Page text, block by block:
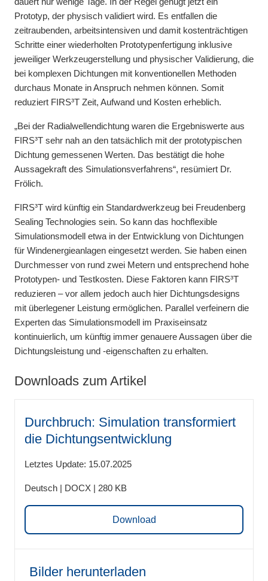
Prototyp, der physisch validiert wird. Es entfallen die
zeitraubenden, arbeitsintensiven und damit kostenträchtigen
Schritte einer wiederholten Prototypenfertigung inklusive
jeweiliger Werkzeugerstellung und physischer Validierung, die
bei komplexen Dichtungen mit konventionellen Methoden
durchaus Monate in Anspruch nehmen können. Somit
reduziert FIRS³T Zeit, Aufwand und Kosten erheblich.
„Bei der Radialwellendichtung waren die Ergebniswerte aus
FIRS³T sehr nah an den tatsächlich mit der prototypischen
Dichtung gemessenen Werten. Das bestätigt die hohe
Aussagekraft des Simulationsverfahrens“, resümiert Dr.
Frölich.
FIRS³T wird künftig ein Standardwerkzeug bei Freudenberg
Sealing Technologies sein. So kann das hochflexible
Simulationsmodell etwa in der Entwicklung von Dichtungen
für Windenergieanlagen eingesetzt werden. Sie haben einen
Durchmesser von rund zwei Metern und entsprechend hohe
Prototypen- und Testkosten. Diese Faktoren kann FIRS³T
reduzieren – vor allem jedoch auch hier Dichtungsdesigns
mit überlegener Leistung ermöglichen. Parallel verfeinern die
Experten das Simulationsmodell im Praxiseinsatz
kontinuierlich, um künftig immer genauere Aussagen über die
Dichtungsleistung und -eigenschaften zu erhalten.
Downloads zum Artikel
Durchbruch: Simulation transformiert
die Dichtungsentwicklung
Letztes Update: 15.07.2025
Deutsch | DOCX | 280 KB
Download
Bilder herunterladen